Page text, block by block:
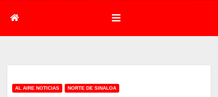
AL AIRE NOTICIAS NORTE DE SINALOA